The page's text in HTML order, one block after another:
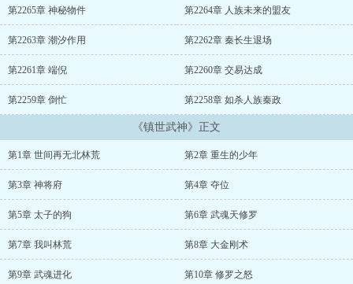
第2265章 神秘物件 第2264章 人族未来的盟友
第2263章 潮汐作用 第2262章 秦长生退场
第2261章 端倪 第2260章 交易达成
第2259章 倒忙 第2258章 如杀人族秦政
《镇世武神》正文
第1章 世间再无北林荒 第2章 重生的少年
第3章 神将府 第4章 夺位
第5章 太子的狗 第6章 武魂天修罗
第7章 我叫林荒 第8章 大金刚术
第9章 武魂进化 第10章 修罗之怒